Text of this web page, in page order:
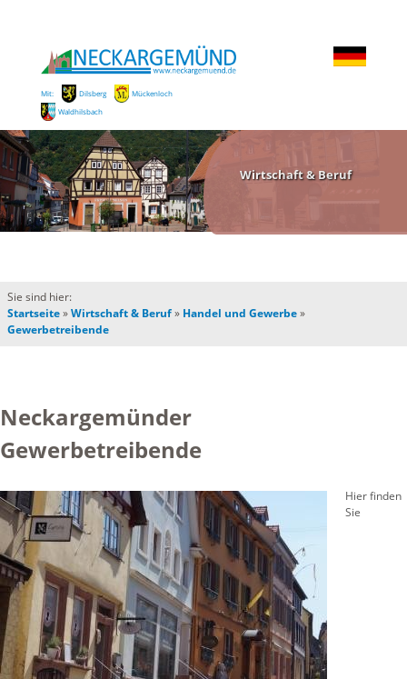
Mit: Dilsberg
Mückenloch
Waldhilsbach
Wirtschaft & Beruf
Sie sind hier:
Startseite»Wirtschaft & Beruf» Handel und Gewerbe»
Gewerbetreibende
Neckargemünder
Gewerbetreibende
Hier finden
Sie